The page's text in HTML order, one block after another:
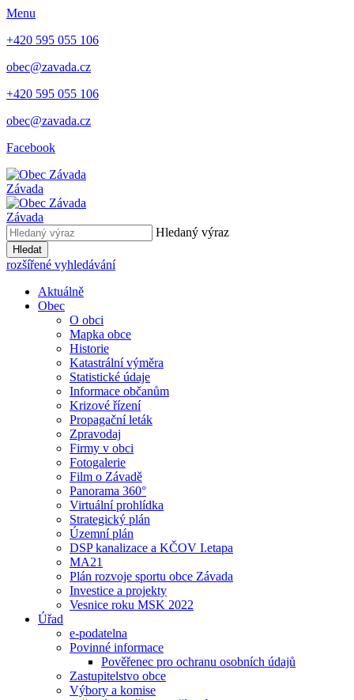
Menu
+420 595 055 106
obec@zavada.cz
+420 595 055 106
obec@zavada.cz
Facebook
Závada
Závada
Hledaný výraz
Hledat
rozšířené vyhledávání
Aktuálně
Obec
O obci
Mapka obce
Historie
Katastrální výměra
Statistické údaje
Informace občanům
Krizové řízení
Propagační leták
Zpravodaj
Firmy v obci
Fotogalerie
Film o Závadě
Panorama 360°
Virtuální prohlídka
Strategický plán
Územní plán
DSP kanalizace a KČOV I.etapa
MA21
Plán rozvoje sportu obce Závada
Investice a projekty
Vesnice roku MSK 2022
Úřad
e-podatelna
Povinné informace
Pověřenec pro ochranu osobních údajů
Zastupitelstvo obce
Výbory a komise